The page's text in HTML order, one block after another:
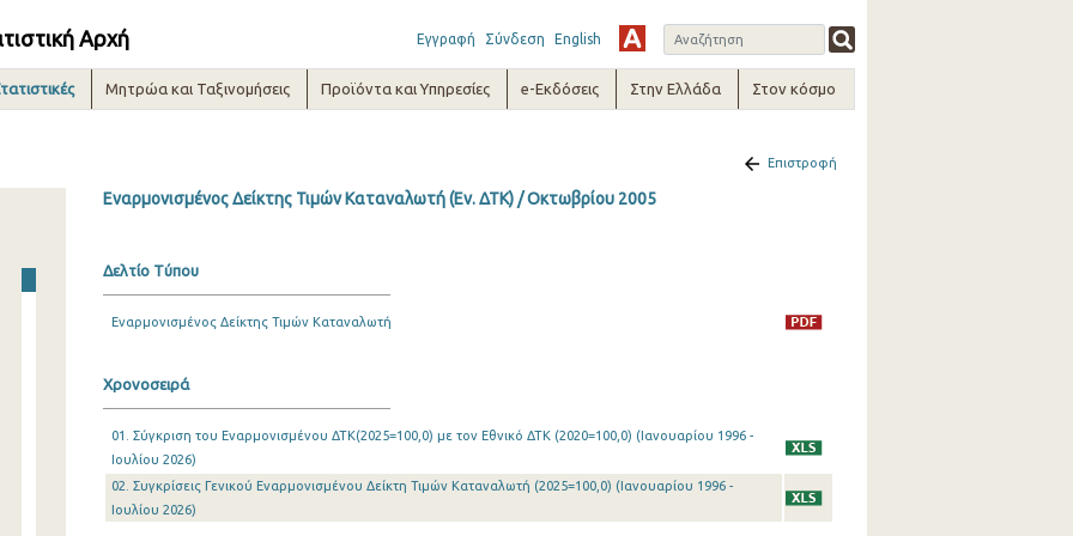
Αρχή Εγγραφή Σύνδεση English
Μητρώα και Ταξινομήσεις Προϊόντα και Υπηρεσίες e-Εκδόσεις Στην Ελλάδα Στον κόσμο
Επιστροφή
Εναρμονισμένος Δείκτης Τιμών Καταναλωτή (Εν. ΔΤΚ) / Οκτωβρίου 2005
Δελτίο Τύπου
Εναρμονισμένος Δείκτης Τιμών Καταναλωτή
Χρονοσειρά
01. Σύγκριση του Εναρμονισμένου ΔΤΚ(2025=100,0) με τον Εθνικό ΔΤΚ (2020=100,0) (Ιανουαρίου 1996 -
Ιουλίου 2026)
02. Συγκρίσεις Γενικού Εναρμονισμένου Δείκτη Τιμών Καταναλωτή (2025=100,0) (Ιανουαρίου 1996 -
Ιουλίου 2026)